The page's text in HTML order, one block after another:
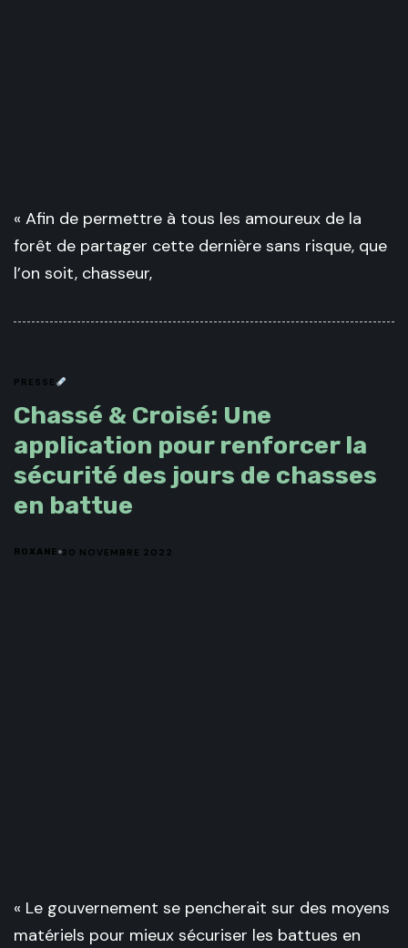
« Afin de permettre à tous les amoureux de la
forêt de partager cette dernière sans risque, que
l’on soit, chasseur,
PRESSE
Chassé & Croisé: Une
application pour renforcer la
sécurité des jours de chasses
en battue
ROXANE 30 NOVEMBRE 2022
« Le gouvernement se pencherait sur des moyens
matériels pour mieux sécuriser les battues en